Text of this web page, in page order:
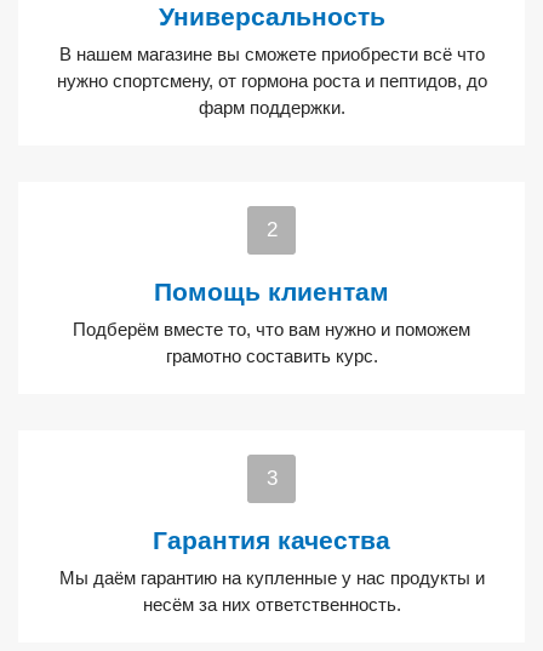
Универсальность
В нашем магазине вы сможете приобрести всё что
нужно спортсмену, от гормона роста и пептидов, до
фарм поддержки.
Помощь клиентам
Подберём вместе то, что вам нужно и поможем
грамотно составить курс.
Гарантия качества
Мы даём гарантию на купленные у нас продукты и
несём за них ответственность.